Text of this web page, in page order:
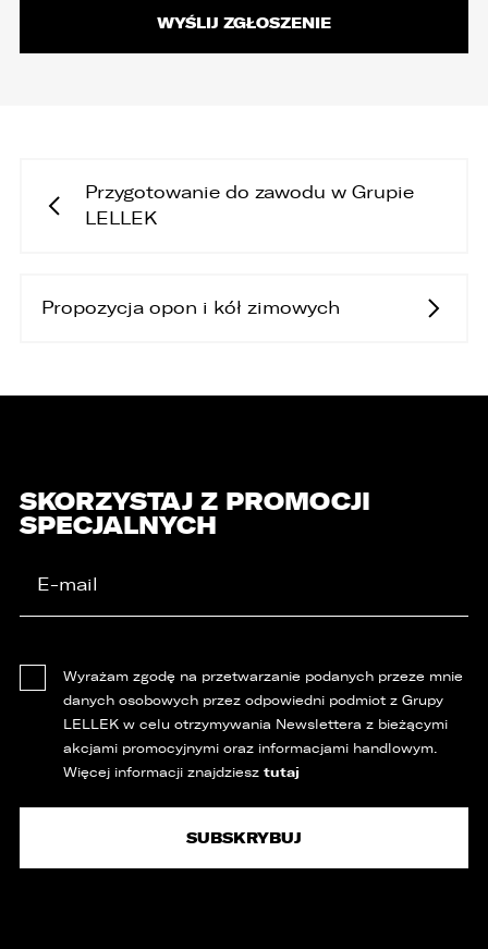
Przygotowanie do zawodu w Grupie
LELLEK
Propozycja opon i kół zimowych
SKORZYSTAJ Z PROMOCJI
SPECJALNYCH
Wyrażam zgodę na przetwarzanie podanych przeze mnie
danych osobowych przez odpowiedni podmiot z Grupy
LELLEK w celu otrzymywania Newslettera z bieżącymi
akcjami promocyjnymi oraz informacjami handlowym.
Więcej informacji znajdziesz tutaj